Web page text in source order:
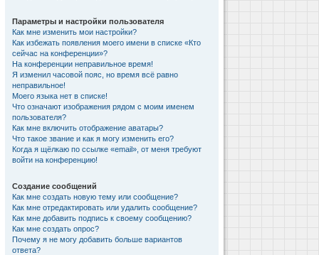
Параметры и настройки пользователя
Как мне изменить мои настройки?
Как избежать появления моего имени в списке «Кто
сейчас на конференции»?
На конференции неправильное время!
Я изменил часовой пояс, но время всё равно
неправильное!
Моего языка нет в списке!
Что означают изображения рядом с моим именем
пользователя?
Как мне включить отображение аватары?
Что такое звание и как я могу изменить его?
Когда я щёлкаю по ссылке «email», от меня требуют
войти на конференцию!
Создание сообщений
Как мне создать новую тему или сообщение?
Как мне отредактировать или удалить сообщение?
Как мне добавить подпись к своему сообщению?
Как мне создать опрос?
Почему я не могу добавить больше вариантов
ответа?